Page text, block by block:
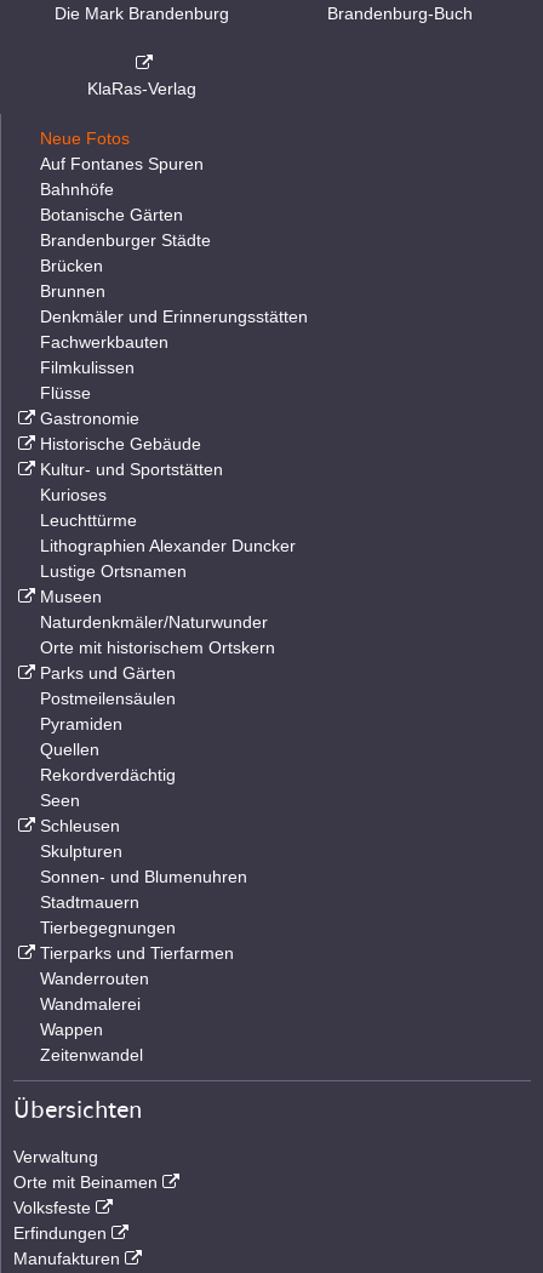
Die Mark Brandenburg Brandenburg-Buch
KlaRas-Verlag
Neue Fotos
Auf Fontanes Spuren
Bahnhöfe
Botanische Gärten
Brandenburger Städte
Brücken
Brunnen
Denkmäler und Erinnerungsstätten
Fachwerkbauten
Filmkulissen
Flüsse
Gastronomie
Historische Gebäude
Kultur- und Sportstätten
Kurioses
Leuchttürme
Lithographien Alexander Duncker
Lustige Ortsnamen
Museen
Naturdenkmäler/Naturwunder
Orte mit historischem Ortskern
Parks und Gärten
Postmeilensäulen
Pyramiden
Quellen
Rekordverdächtig
Seen
Schleusen
Skulpturen
Sonnen- und Blumenuhren
Stadtmauern
Tierbegegnungen
Tierparks und Tierfarmen
Wanderrouten
Wandmalerei
Wappen
Zeitenwandel
Übersichten
Verwaltung
Orte mit Beinamen
Volksfeste
Erfindungen
Manufakturen